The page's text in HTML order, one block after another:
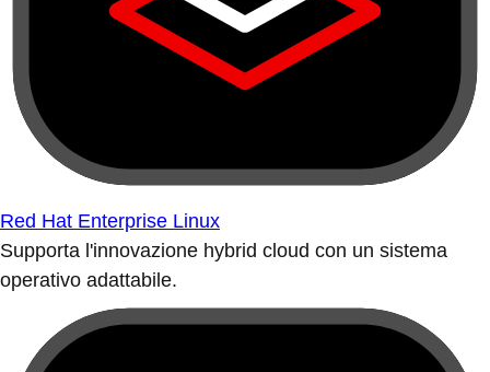
Red Hat Enterprise Linux
Supporta l'innovazione hybrid cloud con un sistema
operativo adattabile.